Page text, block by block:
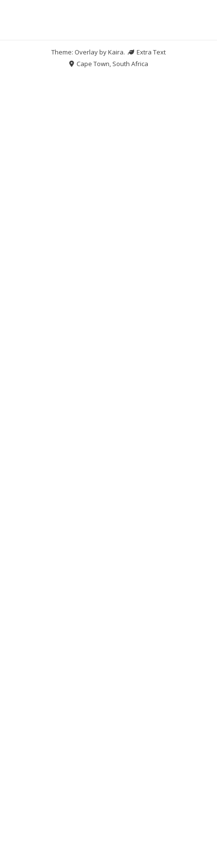
Theme: Overlay byKaira.
Extra Text
Cape Town, South Africa